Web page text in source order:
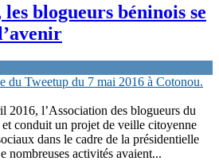
blogueurs béninois se
2016, l’Association des blogueurs du
conduit un projet de veille citoyenne
dans le cadre de la présidentielle
nombreuses activités avaient...